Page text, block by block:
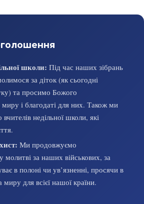
школи: Під час наших зібрань
за діток (як сьогодні
та просимо Божого
миру і благодаті для них. Також ми
недільної школи, які
Ми продовжуємо
молитві за наших військових, за
в полоні чи ув’язненні, просячи в
миру для всієї нашої країни.